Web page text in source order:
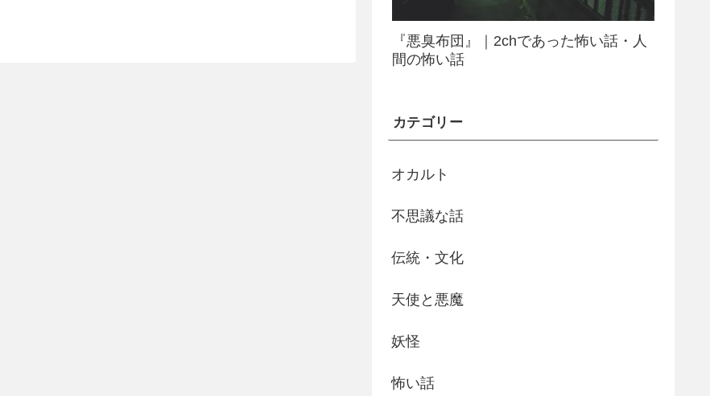
『悪臭布団』｜2chであった怖い話・人
間の怖い話
カテゴリー
オカルト
不思議な話
伝統・文化
天使と悪魔
妖怪
怖い話